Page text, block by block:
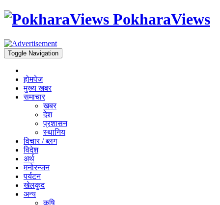
PokharaViews
Toggle Navigation
होमपेज
मुख्य खबर
समाचार
खबर
देश
प्रशासन
स्थानिय
विचार / ब्लग
विदेश
अर्थ
मनोरन्जन
पर्यटन
खेलकुद
अन्य
कृषि